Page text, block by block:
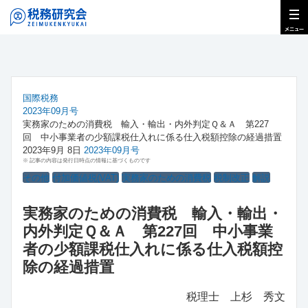
国際税務
2023年09月号
実務家のための消費税 輸入・輸出・内外判定Ｑ＆Ａ 第227
回 中小事業者の少額課税仕入れに係る仕入税額控除の経過措置
2023年9月 8日 2023年09月号
※ 記事の内容は発行日時点の情報に基づくものです
その他 付加価値税(VAT) 実務家のための消費税 税制改正 解説
実務家のための消費税 輸入・輸出・
内外判定Ｑ＆Ａ 第227回 中小事業
者の少額課税仕入れに係る仕入税額控
除の経過措置
税理士 上杉 秀文